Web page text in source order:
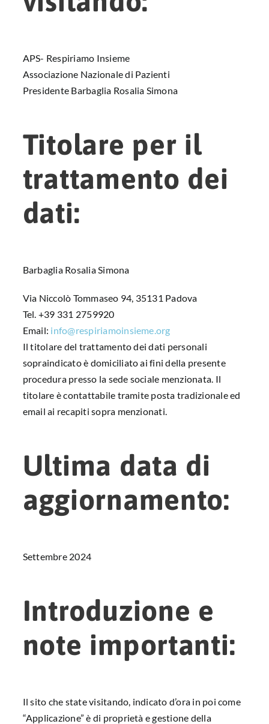
APS- Respiriamo Insieme
Associazione Nazionale di Pazienti
Presidente Barbaglia Rosalia Simona
Titolare per il
trattamento dei
dati:
Barbaglia Rosalia Simona
Via Niccolò Tommaseo 94, 35131 Padova
Tel. +39 331 2759920
Email: info@respiriamoinsieme.org
Il titolare del trattamento dei dati personali
sopraindicato è domiciliato ai fini della presente
procedura presso la sede sociale menzionata. Il
titolare è contattabile tramite posta tradizionale ed
email ai recapiti sopra menzionati.
Ultima data di
aggiornamento:
Settembre 2024
Introduzione e
note importanti:
Il sito che state visitando, indicato d’ora in poi come
“Applicazione” è di proprietà e gestione della